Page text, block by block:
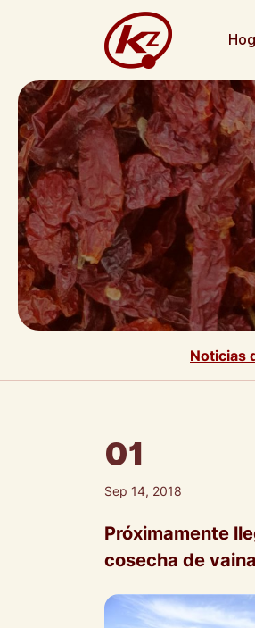
Noticias
01
Sep 14, 2018
Próximamente
cosecha de